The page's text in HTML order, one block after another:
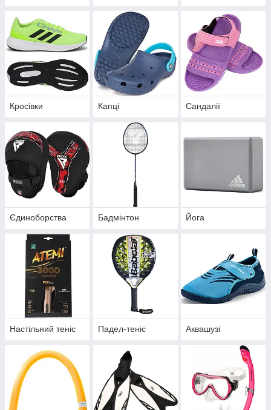
Кросівки Капці Сандалії
Єдиноборства Бадмінтон Йога
Настільний теніс Падел-теніс Аквашузі